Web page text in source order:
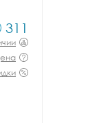
311